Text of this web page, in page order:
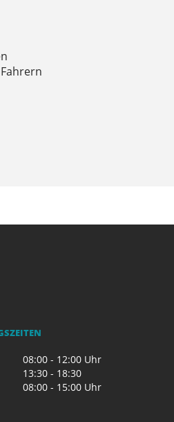
08:00 - 12:00 Uhr
13:30 - 18:30
08:00 - 15:00 Uhr